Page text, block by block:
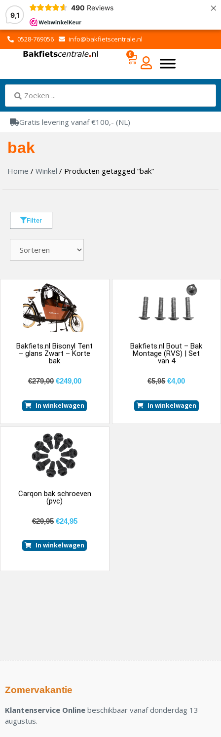
9,1
490 Reviews ×
0528-769056 info@bakfietscentrale.nl
0
Gratis levering vanaf €100,- (NL)
bak
Home / Winkel / Producten getagged “bak”
Filter
Bakfiets.nl Bisonyl Tent
– glans Zwart – Korte
bak
€279,00 €249,00
In winkelwagen
Bakfiets.nl Bout – Bak
Montage (RVS) | Set
van 4
€5,95 €4,00
In winkelwagen
Carqon bak schroeven
(pvc)
€29,95 €24,95
In winkelwagen
Zomervakantie
Klantenservice Online beschikbaar vanaf donderdag 13
augustus.